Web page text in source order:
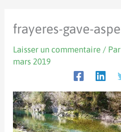
frayeres-gave-aspe
Laisser un commentaire / Par
mars 2019